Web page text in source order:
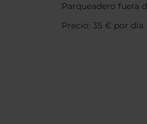
Parqueadero fuera
Precio: 35 € por día